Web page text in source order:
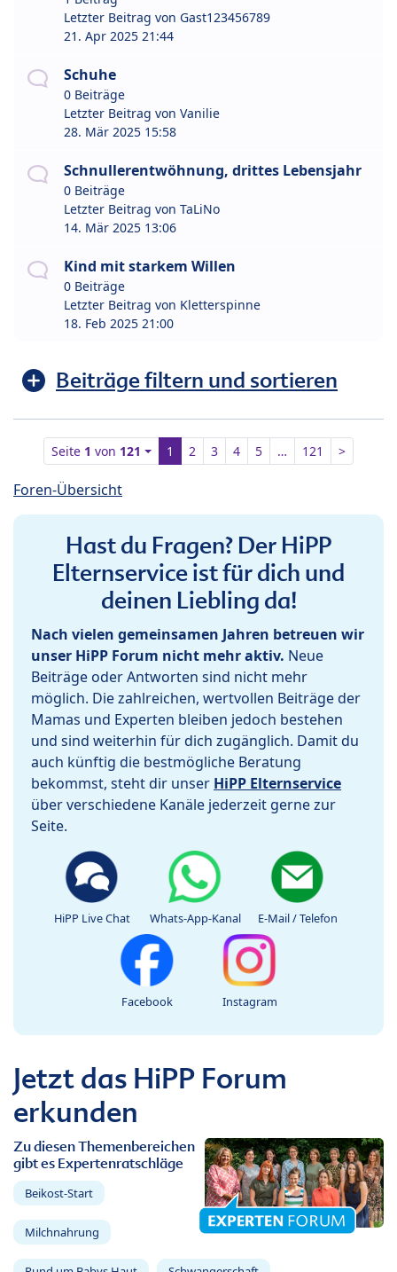
Letzter Beitrag von Gast123456789
21. Apr 2025 21:44
Schuhe
0 Beiträge
Letzter Beitrag von Vanilie
28. Mär 2025 15:58
Schnullerentwöhnung, drittes Lebensjahr
0 Beiträge
Letzter Beitrag von TaLiNo
14. Mär 2025 13:06
Kind mit starkem Willen
0 Beiträge
Letzter Beitrag von Kletterspinne
18. Feb 2025 21:00
Beiträge filtern und sortieren
Seite 1 von 121 1 2 3 4 5 … 121 >
Foren-Übersicht
Hast du Fragen? Der HiPP
Elternservice ist für dich und
deinen Liebling da!
Nach vielen gemeinsamen Jahren betreuen wir
unser HiPP Forum nicht mehr aktiv. Neue
Beiträge oder Antworten sind nicht mehr
möglich. Die zahlreichen, wertvollen Beiträge der
Mamas und Experten bleiben jedoch bestehen
und sind weiterhin für dich zugänglich. Damit du
auch künftig die bestmögliche Beratung
bekommst, steht dir unser HiPP Elternservice
über verschiedene Kanäle jederzeit gerne zur
Seite.
HiPP Live Chat Whats-App-Kanal E-Mail / Telefon
Facebook Instagram
Jetzt das HiPP Forum
erkunden
Zu diesen Themenbereichen
gibt es Expertenratschläge
Beikost-Start
Milchnahrung